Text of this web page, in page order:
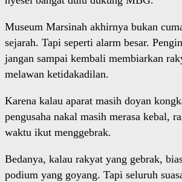
Museum Marsinah akhirnya bukan
sejarah. Tapi seperti alarm besar.
jangan sampai kembali membiarkan
melawan ketidakadilan.
Karena kalau aparat masih doyan
pengusaha nakal masih merasa kebal,
waktu ikut menggebrak.
Bedanya, kalau rakyat yang gebrak,
podium yang goyang. Tapi seluruh